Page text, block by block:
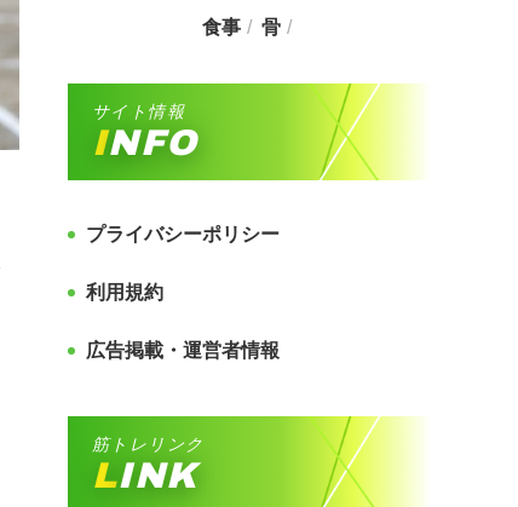
食事
骨
サイト情報
INFO
プライバシーポリシー
利用規約
広告掲載・運営者情報
筋トレリンク
LINK